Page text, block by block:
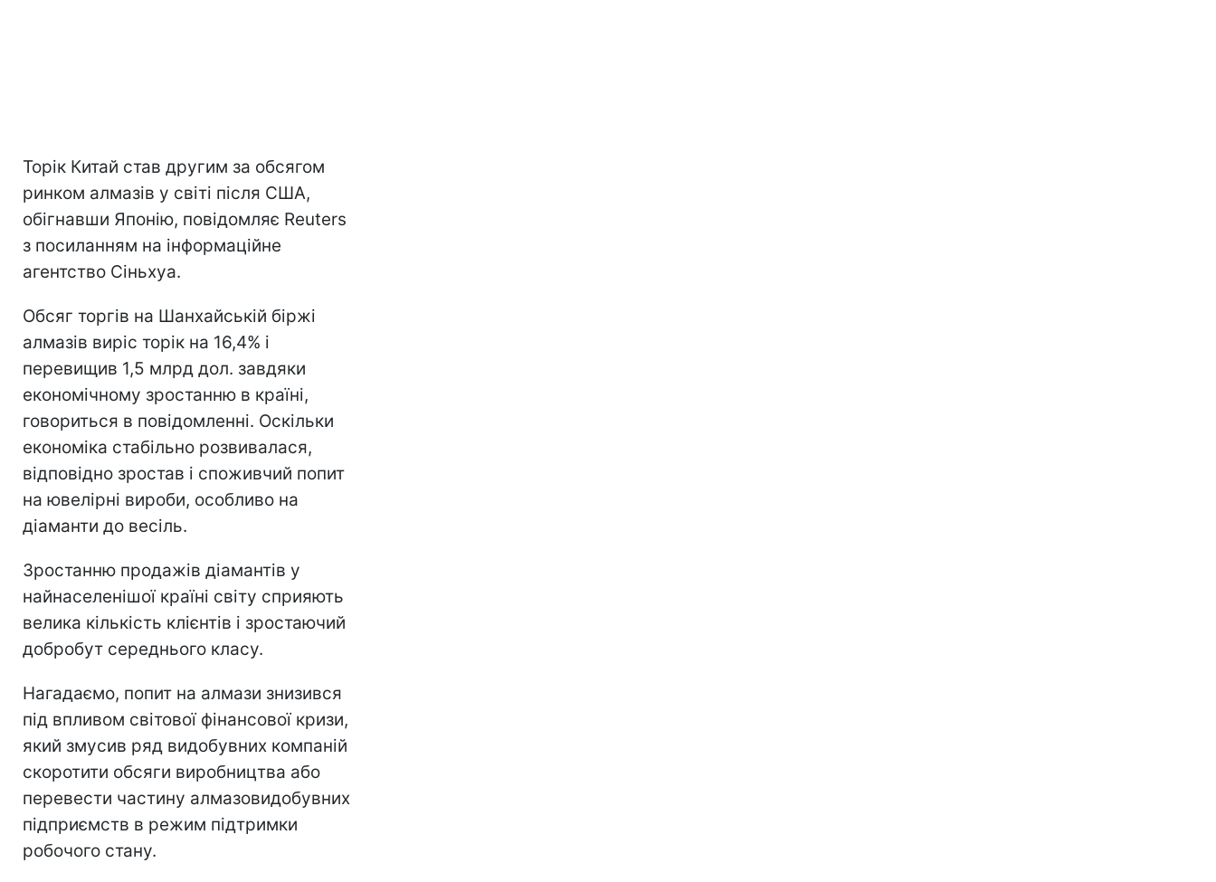
Торік Китай став другим за обсягом
ринком алмазів у світі після США,
обігнавши Японію, повідомляє Reuters
з посиланням на інформаційне
агентство Сіньхуа.
Обсяг торгів на Шанхайській біржі
алмазів виріс торік на 16,4% і
перевищив 1,5 млрд дол. завдяки
економічному зростанню в країні,
говориться в повідомленні. Оскільки
економіка стабільно розвивалася,
відповідно зростав і споживчий попит
на ювелірні вироби, особливо на
діаманти до весіль.
Зростанню продажів діамантів у
найнаселенішої країні світу сприяють
велика кількість клієнтів і зростаючий
добробут середнього класу.
Нагадаємо, попит на алмази знизився
під впливом світової фінансової кризи,
який змусив ряд видобувних компаній
скоротити обсяги виробництва або
перевести частину алмазовидобувних
підприємств в режим підтримки
робочого стану.